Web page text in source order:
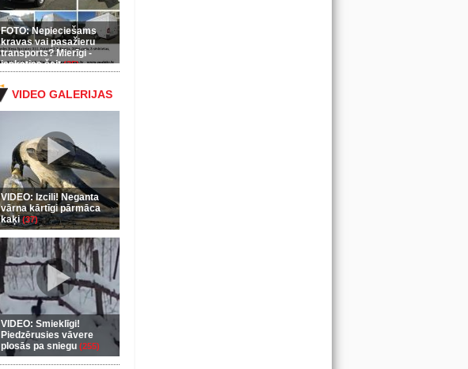
FOTO: Nepieciešams
kravas vai pasažieru
transports? Mierīgi -
ieskaties šeit(35)
VIDEO GALERIJAS
VIDEO: Izcili! Neganta
vārna kārtīgi pārmāca
kaķi(37)
VIDEO: Smieklīgi!
Piedzērusies vāvere
plosās pa sniegu (255)